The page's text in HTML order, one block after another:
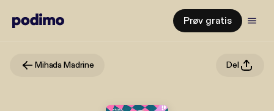
Prøv gratis
Mihada Madrine Del